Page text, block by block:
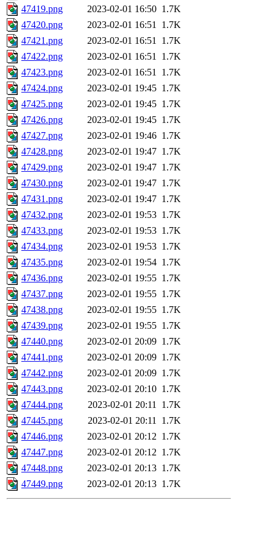
47419.png
2023-02-01 16:50 1.7K
47420.png
2023-02-01 16:51 1.7K
47421.png
2023-02-01 16:51 1.7K
47422.png
2023-02-01 16:51 1.7K
47423.png
2023-02-01 16:51 1.7K
47424.png
2023-02-01 19:45 1.7K
47425.png
2023-02-01 19:45 1.7K
47426.png
2023-02-01 19:45 1.7K
47427.png
2023-02-01 19:46 1.7K
47428.png
2023-02-01 19:47 1.7K
47429.png
2023-02-01 19:47 1.7K
47430.png
2023-02-01 19:47 1.7K
47431.png
2023-02-01 19:47 1.7K
47432.png
2023-02-01 19:53 1.7K
47433.png
2023-02-01 19:53 1.7K
47434.png
2023-02-01 19:53 1.7K
47435.png
2023-02-01 19:54 1.7K
47436.png
2023-02-01 19:55 1.7K
47437.png
2023-02-01 19:55 1.7K
47438.png
2023-02-01 19:55 1.7K
47439.png
2023-02-01 19:55 1.7K
47440.png
2023-02-01 20:09 1.7K
47441.png
2023-02-01 20:09 1.7K
47442.png
2023-02-01 20:09 1.7K
47443.png
2023-02-01 20:10 1.7K
47444.png
2023-02-01 20:11 1.7K
47445.png
2023-02-01 20:11 1.7K
47446.png
2023-02-01 20:12 1.7K
47447.png
2023-02-01 20:12 1.7K
47448.png
2023-02-01 20:13 1.7K
47449.png
2023-02-01 20:13 1.7K